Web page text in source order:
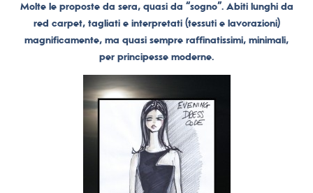
Molte le proposte da sera, quasi da “sogno”. Abiti lunghi da
red carpet, tagliati e interpretati (tessuti e lavorazioni)
magnificamente, ma quasi sempre raffinatissimi, minimali,
per principesse moderne.